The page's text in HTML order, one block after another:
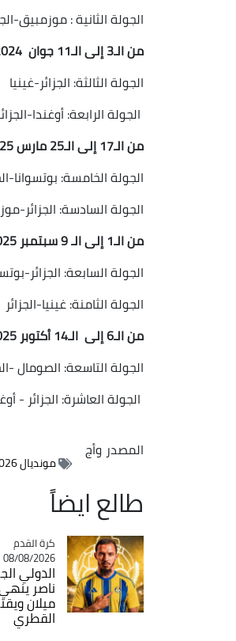
الجولة الثانية : موزمبيق-
من الـ3 إلى الـ11 جوان 2024:
الجولة الثالثة: الجزائر-غينيا
الجولة الرابعة: أوغندا-
من الـ17 إلى الـ25 مارس 2025:
الجولة الخامسة: بوتسوانا-
الجولة السادسة: الجزائر-
من الـ1 إلى الـ 9 سبتمبر 2025:
الجولة السابعة: الجزائر-
الجولة الثامنة: غينيا-الجزائر
من الـ6 إلى الـ14 أكتوبر 2025:
الجولة التاسعة: الصومال -
الجولة العاشرة: الجزائر -
المصدر وأج
مونديال 2026
طالع ايضاً
Catégorie
كرة القدم
08/08/2026 - 14:24
الدولي
ناصر
ميلان
القطري